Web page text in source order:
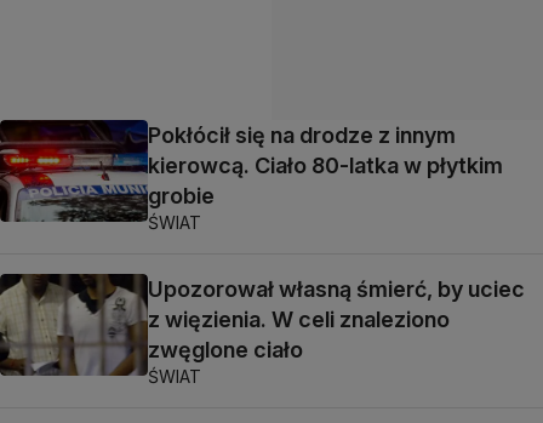
Pokłócił się na drodze z innym
kierowcą. Ciało 80-latka w płytkim
grobie
ŚWIAT
Upozorował własną śmierć, by uciec
z więzienia. W celi znaleziono
zwęglone ciało
ŚWIAT